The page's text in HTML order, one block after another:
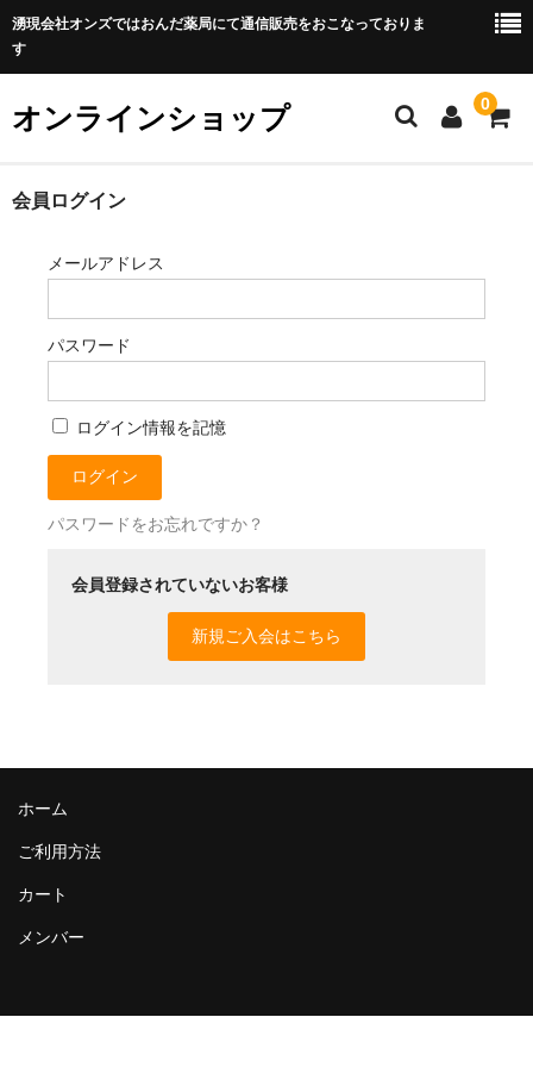
湧現会社オンズではおんだ薬局にて通信販売をおこなっておりま
す
オンラインショップ 0
ホーム
メンバー
会員ログイン
メールアドレス
パスワード
ログイン情報を記憶
パスワードをお忘れですか？
会員登録されていないお客様
新規ご入会はこちら
ホーム
ご利用方法
カート
メンバー